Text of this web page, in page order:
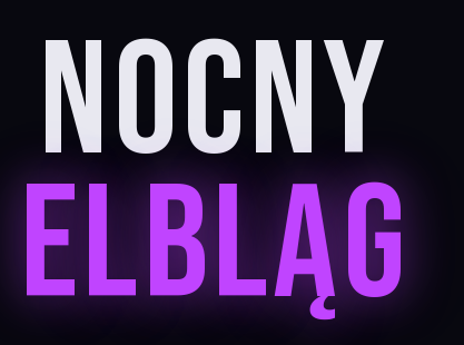
Nocny
Elbląg